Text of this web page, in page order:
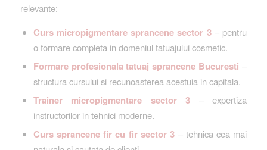
relevante:
Curs micropigmentare sprancene sector 3– pentru
o formare completa in domeniul tatuajului cosmetic.
Formare profesionala tatuaj sprancene Bucuresti –
structura cursului si recunoasterea acestuia in capitala.
Trainer micropigmentare sector 3 – expertiza
instructorilor in tehnici moderne.
Curs sprancene fir cu fir sector 3 – tehnica cea mai